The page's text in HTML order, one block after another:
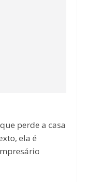
perde a casa
ela é